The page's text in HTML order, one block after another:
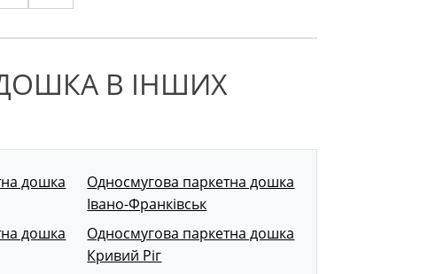
В ІНШИХ
дошка
Односмугова паркетна дошка
Івано-Франківськ
дошка
Односмугова паркетна дошка
Кривий Ріг